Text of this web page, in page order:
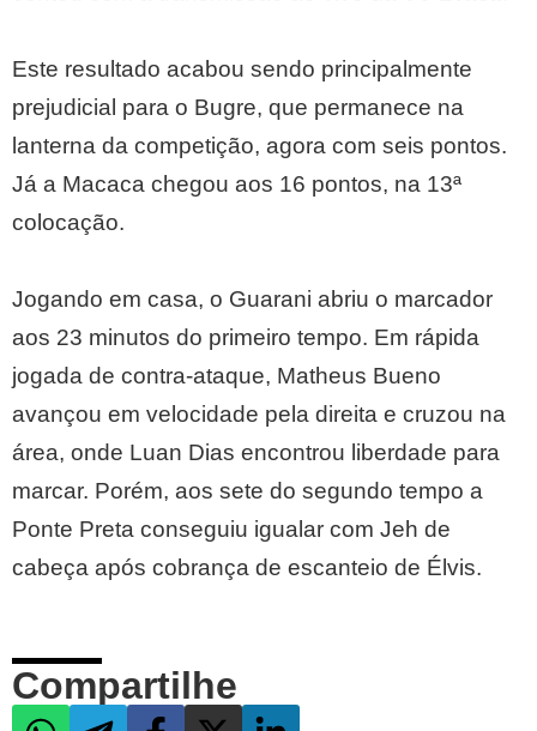
Este resultado acabou sendo principalmente
prejudicial para o Bugre, que permanece na
lanterna da competição, agora com seis pontos.
Já a Macaca chegou aos 16 pontos, na 13ª
colocação.
Jogando em casa, o Guarani abriu o marcador
aos 23 minutos do primeiro tempo. Em rápida
jogada de contra-ataque, Matheus Bueno
avançou em velocidade pela direita e cruzou na
área, onde Luan Dias encontrou liberdade para
marcar. Porém, aos sete do segundo tempo a
Ponte Preta conseguiu igualar com Jeh de
cabeça após cobrança de escanteio de Élvis.
Compartilhe